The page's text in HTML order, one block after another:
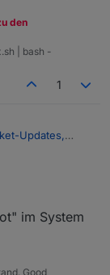
den
| bash -
1
Updates,
debian
im System
Good